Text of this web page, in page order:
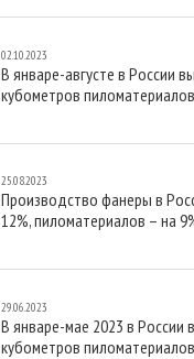
02.10.2023
В январе-августе в России
кубометров пиломатериалов
25.08.2023
Производство фанеры в
12%, пиломатериалов – на
29.06.2023
В январе-мае 2023 в России
кубометров пиломатериалов